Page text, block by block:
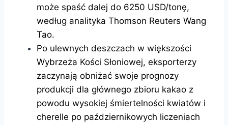
może spaść dalej do 6250 USD/tonę,
według analityka Thomson Reuters Wang
Tao.
Po ulewnych deszczach w większości
Wybrzeża Kości Słoniowej, eksporterzy
zaczynają obniżać swoje prognozy
produkcji dla głównego zbioru kakao z
powodu wysokiej śmiertelności kwiatów i
cherelle po październikowych liczeniach